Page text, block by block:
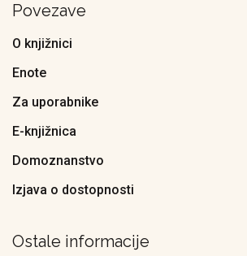
Povezave
O knjižnici
Enote
Za uporabnike
E-knjižnica
Domoznanstvo
Izjava o dostopnosti
Ostale informacije